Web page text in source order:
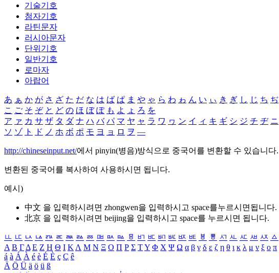
기술기호
첨자기호
라틴문자
러시아문자
단위기호
일반기호
로마자
아랍어
あ ぁ か が さ ざ た だ な は ば ぱ ま や ゃ ら わ ゎ ん い ぃ き ぎ し じ ち ぢ
こ ご そ ぞ と ど の ほ ぼ ぽ も よ ょ ろ を
ア ァ カ サ ザ タ ダ ナ ハ バ パ マ ヤ ャ ラ ワ ヮ ン イ ィ キ ギ シ ジ チ ヂ ニ
ソ ゾ ト ド ノ ホ ボ ポ モ ヨ ョ ロ ヲ ―
http://chineseinput.net/에서 pinyin(병음)방식으로 중국어를 변환할 수 있습니다.
변환된 중국어를 복사하여 사용하시면 됩니다.
예시)
中文 을 입력하시려면 zhongwen을 입력하시고 space를누르시면됩니다.
北京 을 입력하시려면 beijing을 입력하시고 space를 누르시면 됩니다.
ㅥ ㅦ ㅧ ㅨ ㅩ ㅪ ㅫ ㅬ ㅭ ㅮ ㅯ ㅰ ㅱ ㅲ ㅳ ㅴ ㅵ ㅶ ㅷ ㅸ ㅹ ㅺ ㅻ ㅼ ㅽ ㅾ ㅿ
Α Β ΓΔ Ε Ζ Η Θ Ι ΚΛ Μ Ν Ξ Ο Π Ρ Σ ΤΥ Φ Χ Ψ Ω α β γ δ ε ζ η θ ι κ λ μ ν ξ ο π
á à Á À é è É È ç Ç ê
Ä Ö Ü ä ö ü ß